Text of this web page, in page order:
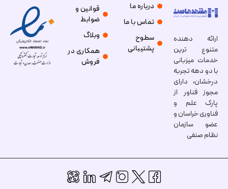
ارائه دهنده
متنوع ترین
خدمات میزبانی
با دو دهه تجربه
درخشان، دارای
مجوز فناور از
پارک علم و
فناوری خراسان و
عضو سازمان
نظام صنفی
درباره ما
تماس با ما
سطوح
پشتیبانی
قوانین و
ضوابط
وبلاگ
همکاری در
فروش